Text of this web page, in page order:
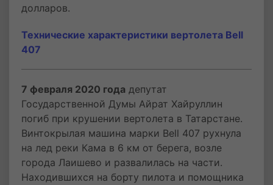
долларов.
Технические характеристики вертолета Bell
407
7 февраля 2020 года депутат
Государственной Думы Айрат Хайруллин
погиб при крушении вертолета в Татарстане.
Винтокрылая машина марки Bell 407 рухнула
на лед реки Кама в 6 км от берега, возле
города Лаишево и развалилась на части.
Находившихся на борту пилота и помощника